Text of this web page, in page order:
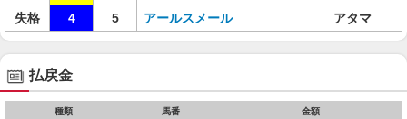
失格
4 5 アールスメール アタマ
払戻金
種類 馬番 金額